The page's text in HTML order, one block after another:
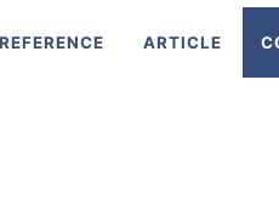
ARTICLE